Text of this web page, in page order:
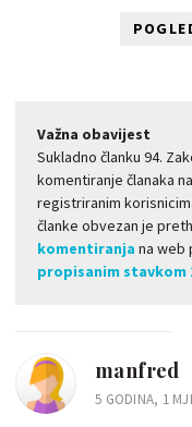
Važna obavijest
Sukladno članku 94.
komentiranje članaka
registriranim
članke obvezan je
komentiranja na web
propisanim stavkom
manfred
5 GODINA, 1